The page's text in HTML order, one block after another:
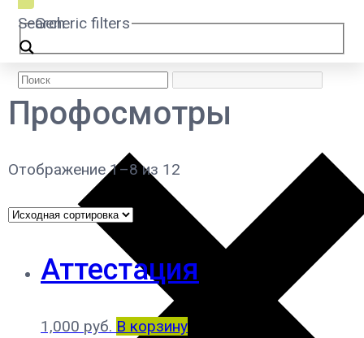
Search
Generic filters
Профосмотры
Отображение 1–8 из 12
Аттестация
1,000 руб. В корзину